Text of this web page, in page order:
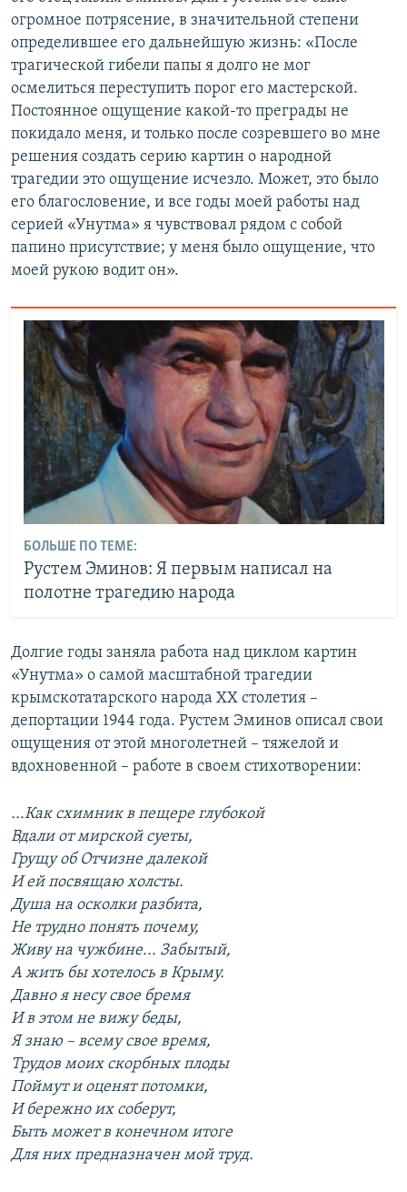
огромное потрясение, в значительной степени
определившее его дальнейшую жизнь: «После
трагической гибели папы я долго не мог
осмелиться переступить порог его мастерской.
Постоянное ощущение какой-то преграды не
покидало меня, и только после созревшего во мне
решения создать серию картин о народной
трагедии это ощущение исчезло. Может, это было
его благословение, и все годы моей работы над
серией «Унутма» я чувствовал рядом с собой
папино присутствие; у меня было ощущение, что
моей рукою водит он».
БОЛЬШЕ ПО ТЕМЕ:
Рустем Эминов: Я первым написал на
полотне трагедию народа
Долгие годы заняла работа над циклом картин
«Унутма» о самой масштабной трагедии
крымскотатарского народа ХХ столетия –
депортации 1944 года. Рустем Эминов описал свои
ощущения от этой многолетней – тяжелой и
вдохновенной – работе в своем стихотворении:
...Как схимник в пещере глубокой
Вдали от мирской суеты,
Грущу об Отчизне далекой
И ей посвящаю холсты.
Душа на осколки разбита,
Не трудно понять почему,
Живу на чужбине... Забытый,
А жить бы хотелось в Крыму.
Давно я несу свое бремя
И в этом не вижу беды,
Я знаю – всему свое время,
Трудов моих скорбных плоды
Поймут и оценят потомки,
И бережно их соберут,
Быть может в конечном итоге
Для них предназначен мой труд.